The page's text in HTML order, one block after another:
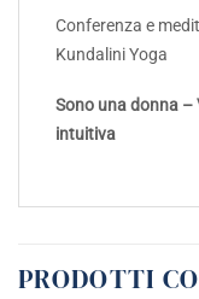
Conferenza e
Kundalini Yoga
Sono una donna –
intuitiva
PRODOTTI